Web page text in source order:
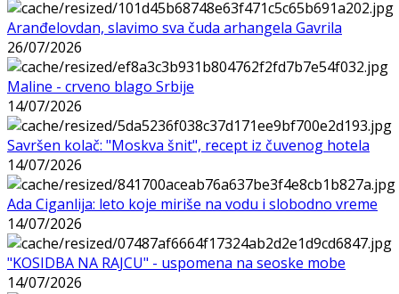
Aranđelovdan, slavimo sva čuda arhangela Gavrila
26/07/2026
Maline - crveno blago Srbije
14/07/2026
Savršen kolač: "Moskva šnit", recept iz čuvenog hotela
14/07/2026
Ada Ciganlija: leto koje miriše na vodu i slobodno vreme
14/07/2026
"KOSIDBA NA RAJCU" - uspomena na seoske mobe
14/07/2026